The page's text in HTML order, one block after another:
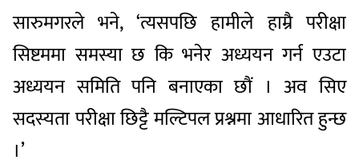
सारुमगरले भने, ‘त्यसपछि हामीले हाम्रै परीक्षा
सिष्टममा समस्या छ कि भनेर अध्ययन गर्न एउटा
अध्ययन समिति पनि बनाएका छौं । अव सिए
सदस्यता परीक्षा छिट्टै मल्टिपल प्रश्नमा आधारित हुन्छ
।’